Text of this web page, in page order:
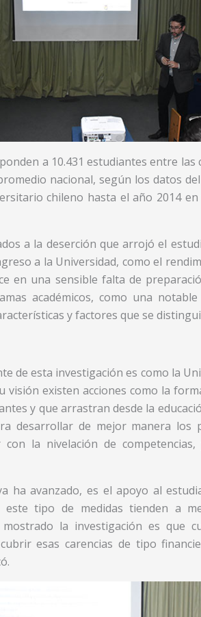
a 10.431 estudiantes entre las
nacional, según los datos del
chileno hasta el año 2014
a la deserción que arrojó el
a la Universidad, como el
en una sensible falta de
académicos, como una
y factores que se
de esta investigación es como la
visión existen acciones como la
y que arrastran desde la
desarrollar de mejor manera los
la nivelación de competencias,
ha avanzado, es el apoyo al
tipo de medidas tienden a
la investigación es que
esas carencias de tipo